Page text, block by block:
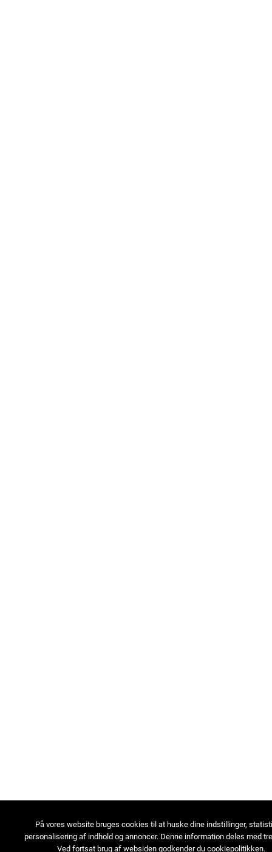
På vores website bruges cookies til at huske dine indstillinger,
personalisering af indhold og annoncer. Denne information deles med
Ved fortsat brug af websiden godkender du cookiepolitikken.